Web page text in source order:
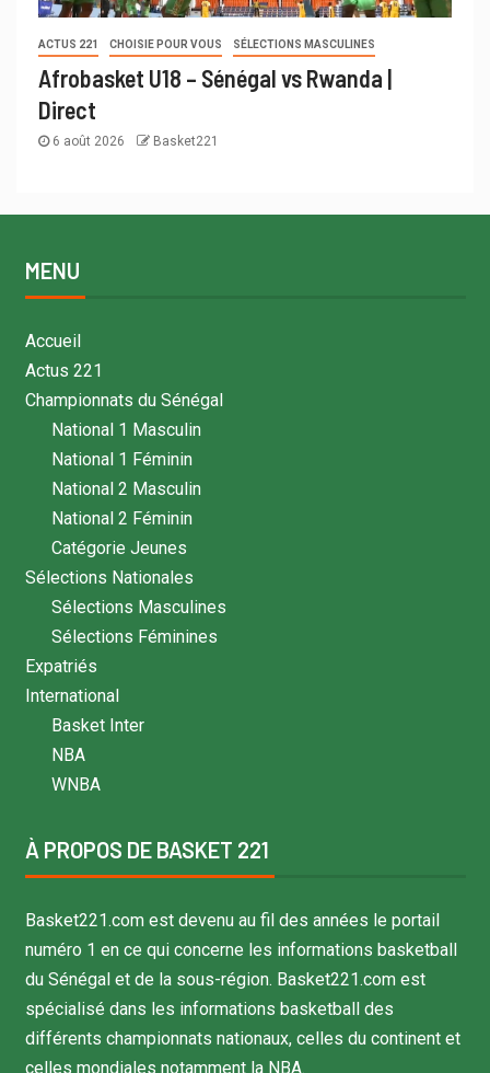
ACTUS 221 CHOISIE POUR VOUS SÉLECTIONS MASCULINES
Afrobasket U18 – Sénégal vs Rwanda |
Direct
6 août 2026 Basket221
MENU
Accueil
Actus 221
Championnats du Sénégal
National 1 Masculin
National 1 Féminin
National 2 Masculin
National 2 Féminin
Catégorie Jeunes
Sélections Nationales
Sélections Masculines
Sélections Féminines
Expatriés
International
Basket Inter
NBA
WNBA
À PROPOS DE BASKET 221
Basket221.com est devenu au fil des années le portail
numéro 1 en ce qui concerne les informations basketball
du Sénégal et de la sous-région. Basket221.com est
spécialisé dans les informations basketball des
différents championnats nationaux, celles du continent et
celles mondiales notamment la NBA.